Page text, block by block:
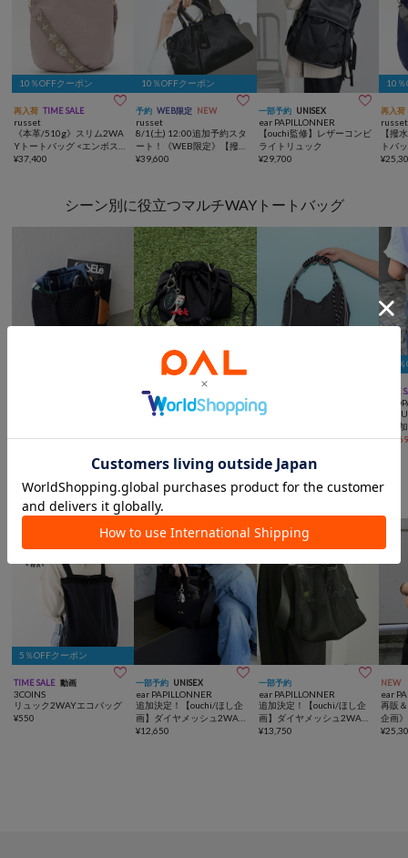
10％OFFクーポン
再入荷 TIME SALE 
russet
《本革/510g》スリム2WA
Yトートバッグ <エンボス
モノグラム>
¥37,400
10％OFFクーポン
予約 WEB限定 NEW 
russet
8/1(土) 12:00追加予約スタ
ート！《WEB限定》【撥
水】クラウズナイロン2WA
¥39,600
一部予約 UNISEX 
ear PAPILLONNER
【ouchi監修】レザーコンビ
ライトリュック
¥29,700
10％
再入荷
russet
【撥
トバ
¥
シーン別に役立つマルチWAYトートバッグ
撥水メッシュ2WAYトート
10％OFFクーポン
再入荷 
CIAOPANIC TYPY
【UNISEX】2WAY巾着バ
キーホルダー付き
¥3,564 (10%OFF)
CIAOPANIC TYPY
【WEB限定】撥水ナイロン
¥3,300 (50%OFF)
10
TIME
【
色追
ック
¥
気分で使い分けられる2WAYバッグ
5％OFFクーポン
TIME SALE 動画 
3COINS
リュック2WAYエコバッグ
¥550
一部予約 UNISEX 
ear PAPILLONNER
追加決定！【ouchi/ほし企
画】ダイヤメッシュ2WAY
トートバッグ Sサイズ
¥12,650
一部予約 
ear PAPILLONNER
追加決定！【ouchi/ほし企
画】ダイヤメッシュ2WAY
トートバッグLサイズ
¥13,750
NEW
ear
再販
企画
ボス
¥